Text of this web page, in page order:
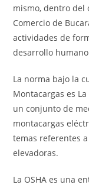
mismo, dentro del
Comercio de
actividades de
desarrollo
La norma bajo la
Montacargas es La
un conjunto de
montacargas
temas referentes
elevadoras.
La OSHA es una